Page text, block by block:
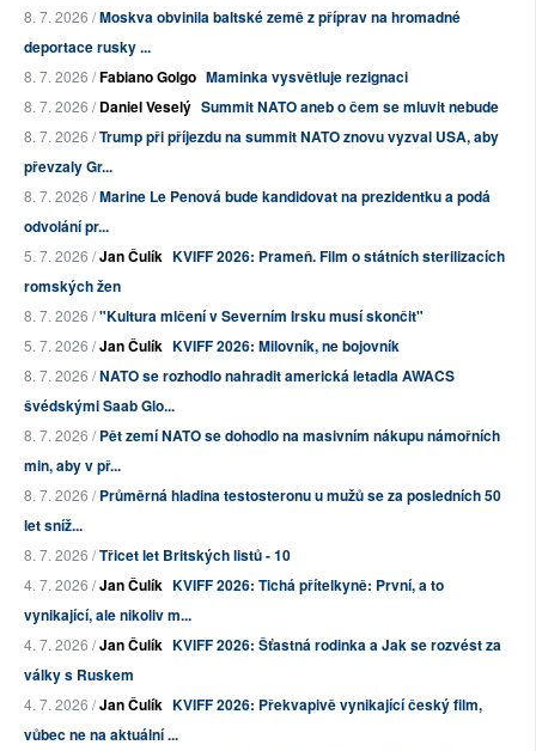
8. 7. 2026 /Moskva obvinila baltské země z příprav na hromadné
deportace rusky ...
8. 7. 2026 /Fabiano Golgo Maminka vysvětluje rezignaci
8. 7. 2026 /Daniel Veselý Summit NATO aneb o čem se mluvit nebude
8. 7. 2026 /Trump při příjezdu na summit NATO znovu vyzval USA, aby
převzaly Gr...
8. 7. 2026 /Marine Le Penová bude kandidovat na prezidentku a podá
odvolání pr...
5. 7. 2026 /Jan Čulík KVIFF 2026: Prameň. Film o státních sterilizacích
romských žen
8. 7. 2026 /"Kultura mlčení v Severním Irsku musí skončit"
5. 7. 2026 /Jan Čulík KVIFF 2026: Milovník, ne bojovník
8. 7. 2026 /NATO se rozhodlo nahradit americká letadla AWACS
švédskými Saab Glo...
8. 7. 2026 /Pět zemí NATO se dohodlo na masivním nákupu námořních
min, aby v př...
8. 7. 2026 /Průměrná hladina testosteronu u mužů se za posledních 50
let sníž...
8. 7. 2026 /Třicet let Britských listů - 10
4. 7. 2026 /Jan Čulík KVIFF 2026: Tichá přítelkyně: První, a to
vynikající, ale nikoliv m...
4. 7. 2026 /Jan Čulík KVIFF 2026: Šťastná rodinka a Jak se rozvést za
války s Ruskem
4. 7. 2026 /Jan Čulík KVIFF 2026: Překvapivě vynikající český film,
vůbec ne na aktuální ...